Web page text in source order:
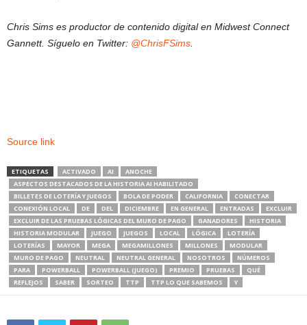
Chris Sims es productor de contenido digital en Midwest Connect
Gannett. Síguelo en Twitter: @ChrisFSims
Source link
ETIQUETAS ACTIVADO AI
ANOCHE
ASPECTOS DESTACADOS DE LA HISTORIA AI HABILITADO
BILLETES DE LOTERÍA Y JUEGOS
BOLA DE PODER CALIFORNIA
CONECTAR
CONEXIÓN LOCAL
DE DEL DICIEMBRE EN GENERAL ENTRADAS
EXCLUIR
EXCLUIR DE LAS PRUEBAS LÓGICAS DEL MURO DE PAGO
GANADORES
HISTORIA
HISTORIA MODULAR
JUEGO JUEGOS LOCAL LÓGICA
LOTERÍA
LOTERÍAS
MAYOR MEGA MEGAMILLONES MILLONES
MODULAR
MURO DE PAGO
NEUTRAL NEUTRAL GENERAL NOSOTROS
NÚMEROS
PARA
POWERBALL POWERBALL (JUEGO) PREMIO PRUEBAS
QUÉ
REFLEJOS
SABER SORTEO TTP TTP LO QUE SABEMOS Y